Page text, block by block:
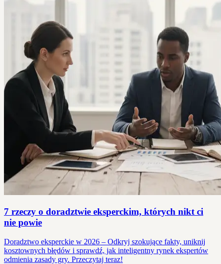
7 rzeczy o doradztwie eksperckim, których nikt ci
nie powie
Doradztwo eksperckie w 2026 – Odkryj szokujące fakty, uniknij
kosztownych błędów i sprawdź, jak inteligentny rynek ekspertów
odmienia zasady gry. Przeczytaj teraz!